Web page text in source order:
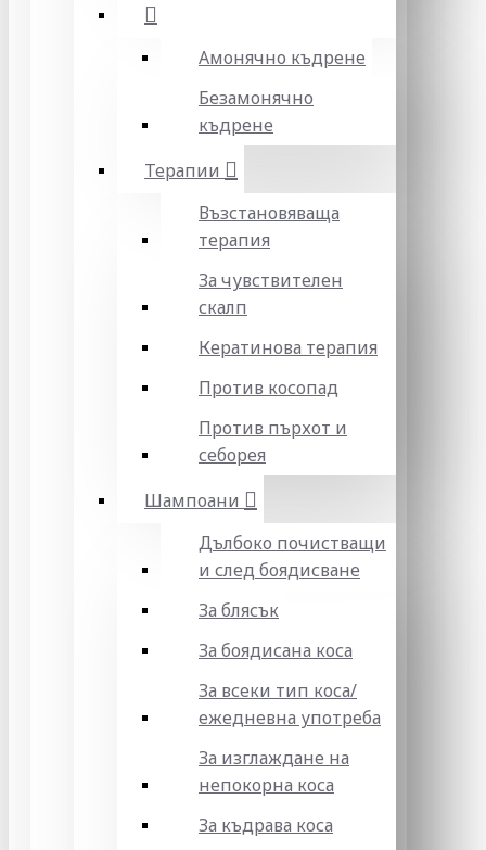
Амонячно къдрене
Безамонячно
къдрене
Терапии
Възстановяваща
терапия
За чувствителен
скалп
Кератинова терапия
Против косопад
Против пърхот и
себорея
Шампоани
Дълбоко почистващи
и след боядисване
За блясък
За боядисана коса
За всеки тип коса/
ежедневна употреба
За изглаждане на
непокорна коса
За къдрава коса